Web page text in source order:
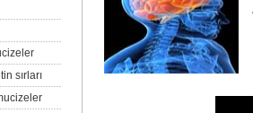
sırları